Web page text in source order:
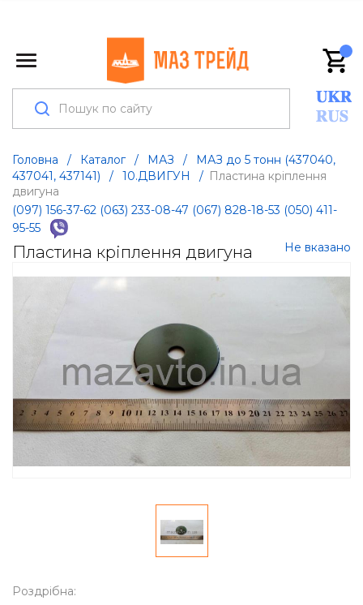
Головна / Каталог / МАЗ /
МАЗ до 5 тонн (437040,
437041, 437141)
/ 10.ДВИГУН / Пластина кріплення
двигуна
(097) 156-37-62 (063) 233-08-47 (067) 828-18-53 (050) 411-
95-55
Пластина кріплення двигуна Не вказано
Роздрібна: